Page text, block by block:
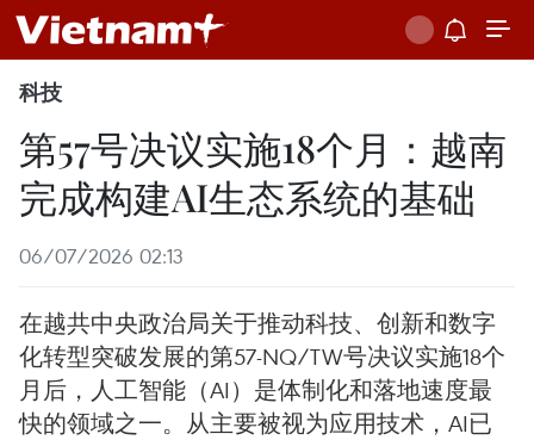
科技
第57号决议实施18个月：越南
完成构建AI生态系统的基础
06/07/2026 02:13
在越共中央政治局关于推动科技、创新和数字
化转型突破发展的第57-NQ/TW号决议实施18个
月后，人工智能（AI）是体制化和落地速度最
快的领域之一。从主要被视为应用技术，AI已